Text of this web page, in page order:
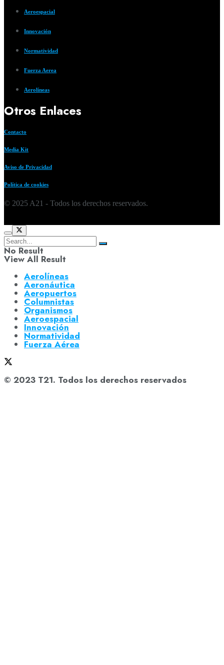
Aeroespacial
Innovación
Normatividad
Fuerza Aerea
Aerolíneas
Otros Enlaces
Contacto
Media Kit
Aviso de Privacidad
Política de cookies
© 2025 A21 - Todos los derechos reservados.
No Result
View All Result
Aerolíneas
Aeronáutica
Aeropuertos
Columnistas
Organismos
Aeroespacial
Innovación
Normatividad
Fuerza Aérea
© 2023 T21. Todos los derechos reservados